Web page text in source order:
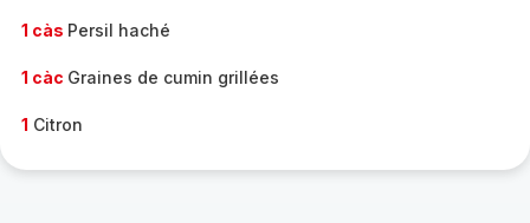
1 càs Persil haché
1 càc Graines de cumin grillées
1 Citron